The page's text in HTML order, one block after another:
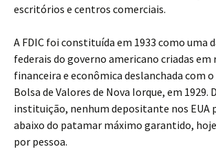
escritórios e centros comerciais.
A FDIC foi constituída em 1933 como uma
federais do governo americano criadas em
financeira e econômica deslanchada com
Bolsa de Valores de Nova Iorque, em 1929.
instituição, nenhum depositante nos EUA
abaixo do patamar máximo garantido, hoje
por pessoa.